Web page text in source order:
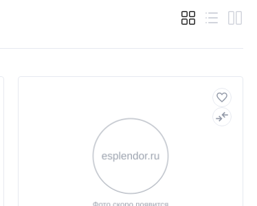
Слив и канализация